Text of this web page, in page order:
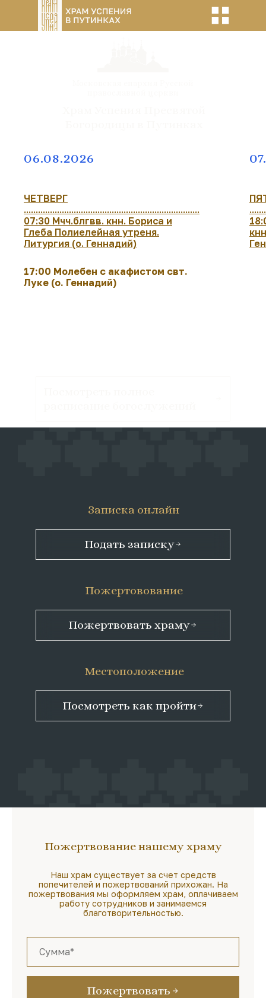
06.08.2026
ЧЕТВЕРГ
..........................................................................
07:30 Мчч.блгвв. кнн. Бориса и
Глеба Полиелейная утреня.
Литургия (о. Геннадий)
17:00 Молебен с акафистом свт.
Луке (о. Геннадий)
Посмотреть как пройти
Пожертвовать храму
Подать записку
Местоположение
Пожертовование
Записка онлайн
Пожертвование нашему храму
Наш храм существует за счет средств
попечителей и пожертвований прихожан. На
пожертвования мы оформляем храм, оплачиваем
работу сотрудников и занимаемся
благотворительностью.
Пожертвовать